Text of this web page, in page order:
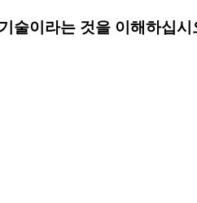
술이라는 것을 이해하십